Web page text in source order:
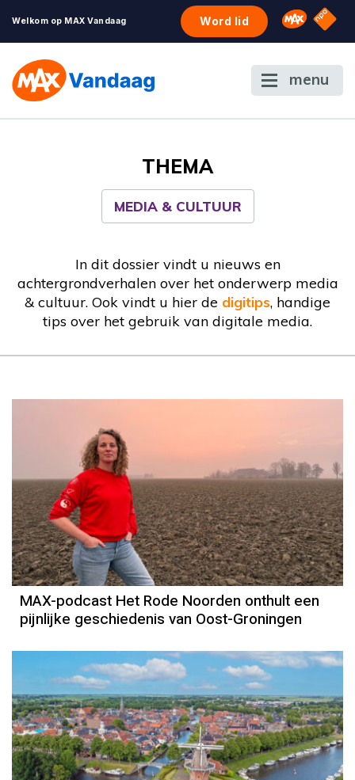
Welkom op MAX Vandaag Word lid Omroep
NPO
menu
THEMA
MEDIA & CULTUUR
In dit dossier vindt u nieuws en
achtergrondverhalen over het onderwerp media
& cultuur. Ook vindt u hier de digitips, handige
tips over het gebruik van digitale media.
MAX-podcast Het Rode Noorden onthult een
pijnlijke geschiedenis van Oost-Groningen
Column
Josine Droogendijk